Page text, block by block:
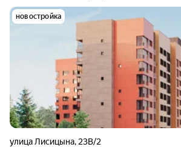
новостройка
улица Лисицына, 23В/2